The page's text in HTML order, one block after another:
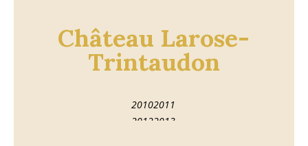
Château Larose-
Trintaudon
20102011
20122013